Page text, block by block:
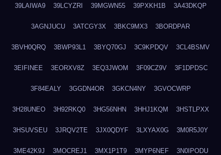
39LAIWA9 39LCYZRI 39MGWN55 39PXKH1B 3A43DKQP
3AGNJUCU 3ATCGY3X 3BKC9MX3 3BORDPAR
3BVH0QRQ 3BWP93L1 3BYQ70GJ 3C9KPDQV 3CL4BSMV
3EIFINEE 3EORXV8Z 3EQ3JWOM 3F09CZ9V 3F1DPDSC
3F84EALY 3GGDN4OR 3GKCN4NY 3GVOCWRP
3H28UNEO 3H92RKQ0 3HG56NHN 3HHJ1KQM 3HSTLPXX
3HSUVSEU 3JRQV2TE 3JX0QDYF 3LXYAX0G 3M0R5J0Y
3ME42K9J 3MOCREJ1 3MX1P1T9 3MYP6NEF 3N0IPODU